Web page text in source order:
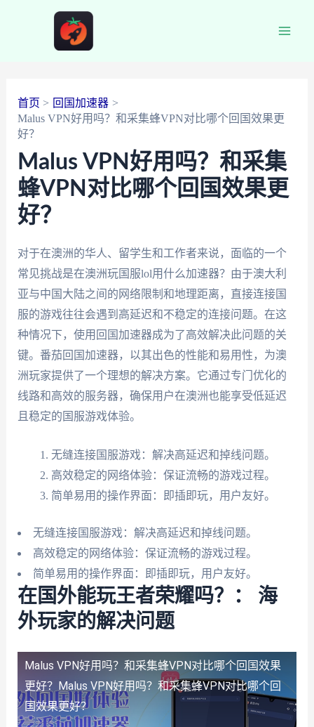
首页
回国加速器
Malus VPN好用吗？和采集蜂VPN对比哪个回国效果更
好？
Malus VPN好用吗？和采集
蜂VPN对比哪个回国效果更
好？
对于在澳洲的华人、留学生和工作者来说，面临的一个
常见挑战是在澳洲玩国服lol用什么加速器？由于澳大利
亚与中国大陆之间的网络限制和地理距离，直接连接国
服的游戏往往会遇到高延迟和不稳定的连接问题。在这
种情况下，使用回国加速器成为了高效解决此问题的关
键。番茄回国加速器，以其出色的性能和易用性，为澳
洲玩家提供了一个理想的解决方案。它通过专门优化的
线路和高效的服务器，确保用户在澳洲也能享受低延迟
且稳定的国服游戏体验。
无缝连接国服游戏：解决高延迟和掉线问题。
高效稳定的网络体验：保证流畅的游戏过程。
简单易用的操作界面：即插即玩，用户友好。
无缝连接国服游戏：解决高延迟和掉线问题。
高效稳定的网络体验：保证流畅的游戏过程。
简单易用的操作界面：即插即玩，用户友好。
在国外能玩王者荣耀吗？： 海
外玩家的解决问题
Malus VPN好用吗？和采集蜂VPN对比哪个回国效果
更好？ Malus VPN好用吗？和采集蜂VPN对比哪个回
国效果更好？